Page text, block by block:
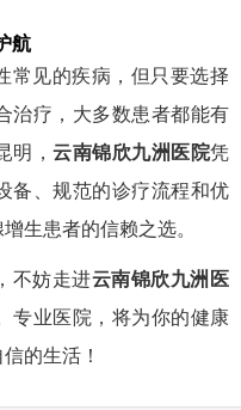
航
常见的疾病，但只要选择
治疗，大多数患者都能有
明，云南锦欣九洲医院凭
备、规范的诊疗流程和优
生患者的信赖之选。
不妨走进云南锦欣九洲医
专业医院，将为你的健康
的生活！